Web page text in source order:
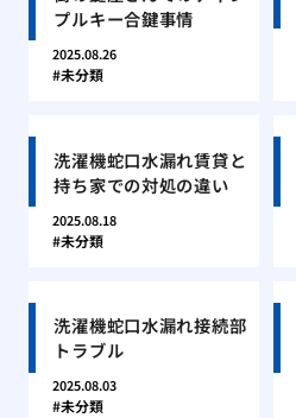
プルキー合鍵事情
2025.08.26
未分類
洗濯機蛇口水漏れ賃貸と
持ち家での対処の違い
2025.08.18
未分類
洗濯機蛇口水漏れ接続部
トラブル
2025.08.03
未分類